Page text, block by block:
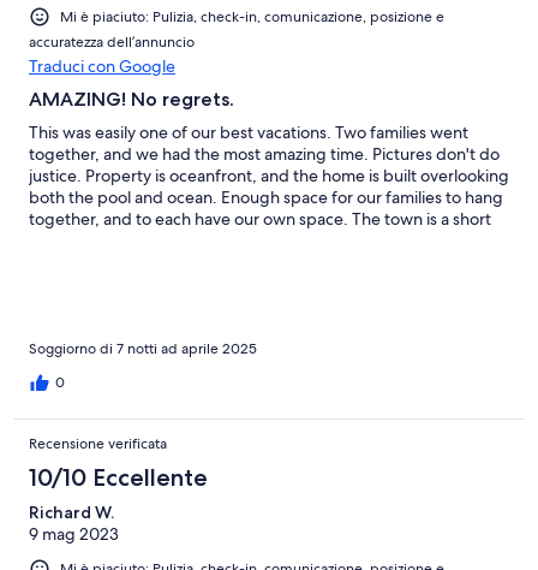
Mi è piaciuto: Pulizia, check-in, comunicazione, posizione e
accuratezza dell’annuncio
Traduci con Google
AMAZING! No regrets.
This was easily one of our best vacations. Two families went
together, and we had the most amazing time. Pictures don't do
justice. Property is oceanfront, and the home is built overlooking
both the pool and ocean. Enough space for our families to hang
together, and to each have our own space. The town is a short
Soggiorno di 7 notti ad aprile 2025
0
Recensione verificata
10/10 Eccellente
Richard W.
9 mag 2023